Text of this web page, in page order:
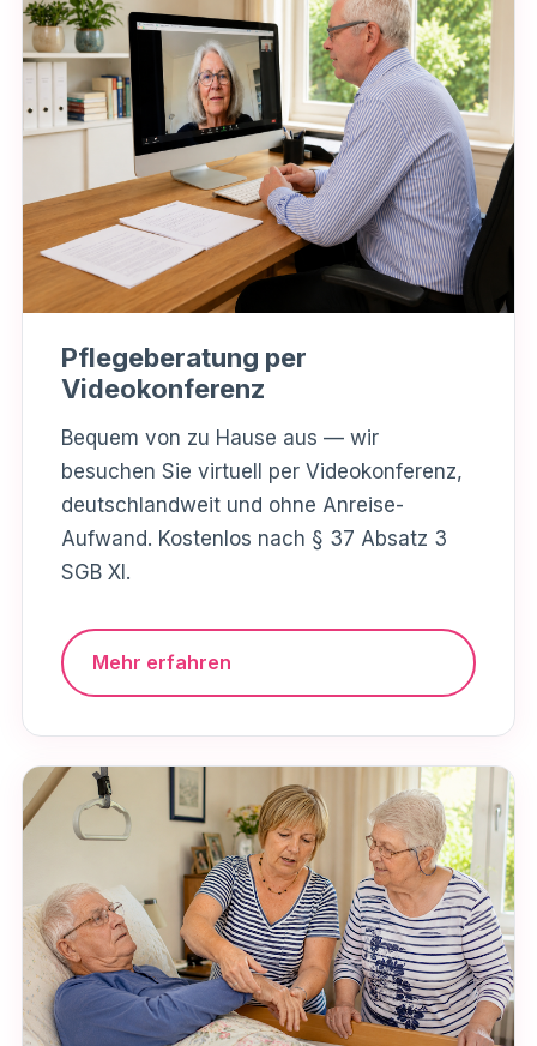
Pflegeberatung per
Videokonferenz
Bequem von zu Hause aus — wir
besuchen Sie virtuell per Videokonferenz,
deutschlandweit und ohne Anreise-
Aufwand. Kostenlos nach § 37 Absatz 3
SGB XI.
Mehr erfahren